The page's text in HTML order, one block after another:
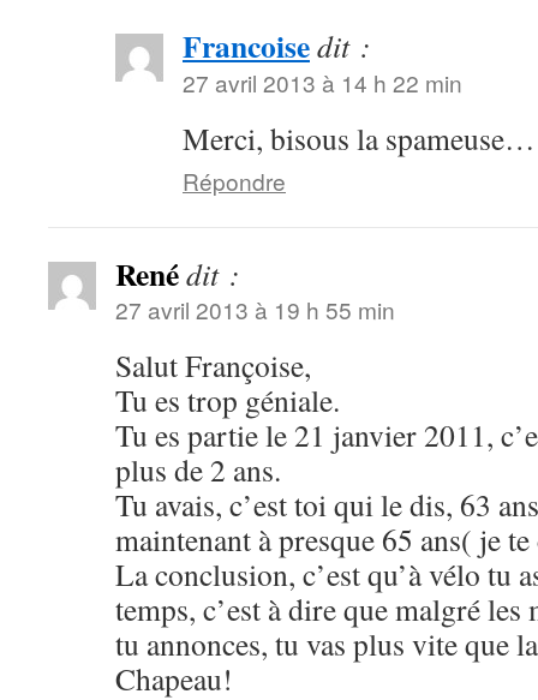
Francoisedit :
27 avril 2013 à 14 h 22 min
Merci, bisous la spameuse…
Répondre
Renédit :
27 avril 2013 à 19 h 55 min
Salut Françoise,
Tu es trop géniale.
Tu es partie le 21 janvier 2011,
plus de 2 ans.
Tu avais, c’est toi qui le dis, 63
maintenant à presque 65 ans( je
La conclusion, c’est qu’à vélo tu
temps, c’est à dire que malgré les
tu annonces, tu vas plus vite que
Chapeau!